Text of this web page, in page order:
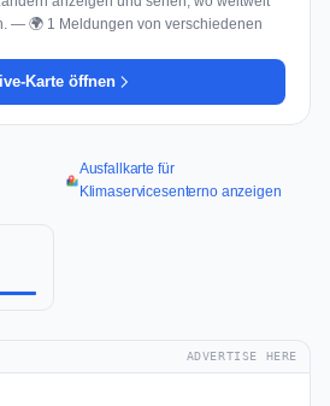
— 🌍 1 Meldungen von verschiedenen
Karte öffnen
Ausfallkarte für
Klimaservicesenterno anzeigen
ADVERTISE HERE